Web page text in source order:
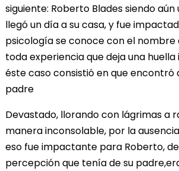
siguiente: Roberto Blades siendo
llegó un día a su casa, y fue
psicología se conoce con el nombre
toda experiencia que deja una
éste caso consistió en que encontró
padre
Devastado, llorando con lágrimas a
manera inconsolable, por la
eso fue impactante para Roberto,
percepción que tenía de su